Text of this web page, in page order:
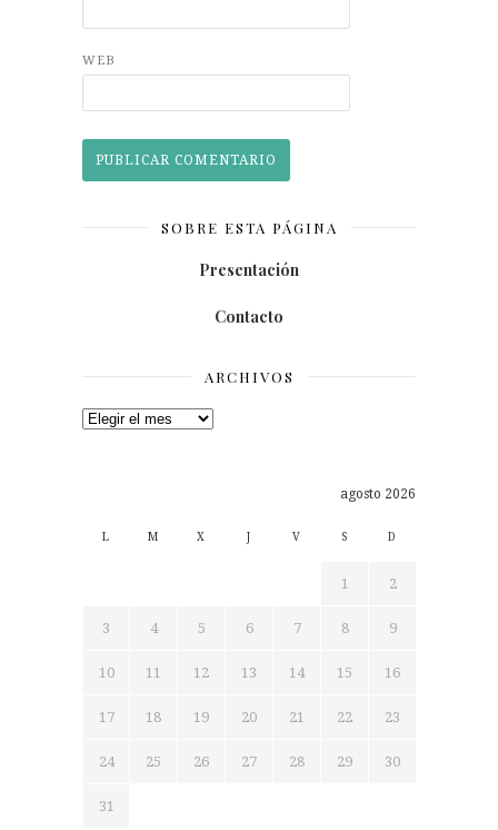
WEB
SOBRE ESTA PÁGINA
Presentación
Contacto
ARCHIVOS
Archivos
agosto 2026
L M X J V S D
1 2
3 4 5 6 7 8 9
10 11 12 13 14 15 16
17 18 19 20 21 22 23
24 25 26 27 28 29 30
31